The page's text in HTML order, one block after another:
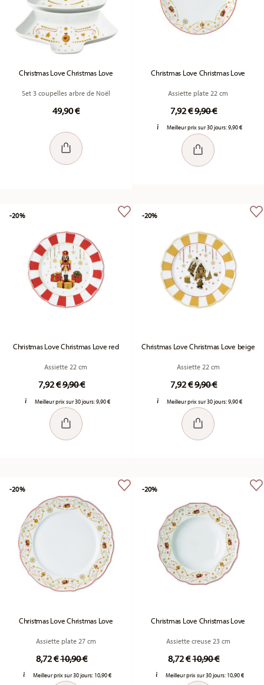
Christmas Love Christmas Love
Set 3 coupelles arbre de Noël
49,90 €
Christmas Love Christmas Love
Assiette plate 22 cm
7,92 €Price reduced
9,90 €to
Meilleur prix sur 30 jours:9,90 €
Christmas Love Christmas Love red
Assiette 22 cm
7,92 €Price reduced from
9,90 €to
Meilleur prix sur 30 jours:9,90 €
-20%
Christmas Love Christmas Love beige
Assiette 22 cm
7,92 €Price reduced
9,90 €to
Meilleur prix sur 30 jours:9,90 €
-20%
Christmas Love Christmas Love
Assiette plate 27 cm
8,72 €Price reduced from
10,90 €to
Meilleur prix sur 30 jours: 10,90 €
-20%
Christmas Love Christmas Love
Assiette creuse 23 cm
8,72 €Price reduced
10,90 €to
Meilleur prix sur 30 jours: 10,90 €
-20%